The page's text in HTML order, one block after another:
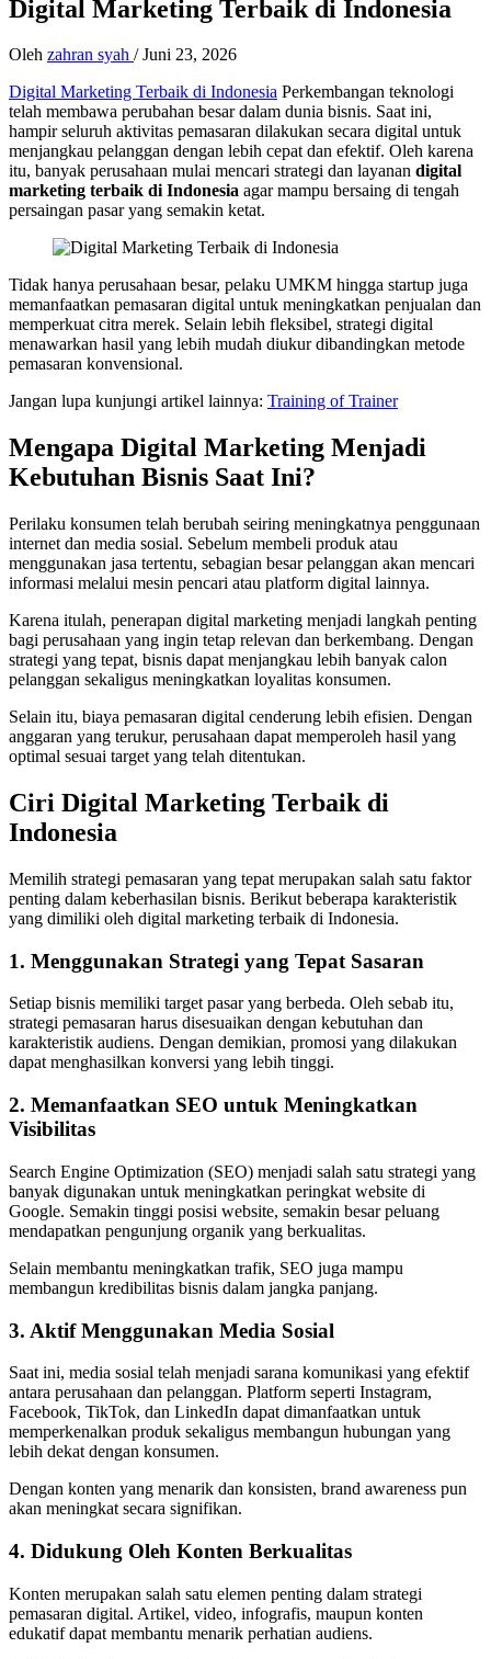
Digital Marketing Terbaik di Indonesia
Oleh zahran syah /Juni 23, 2026
Digital Marketing Terbaik di Indonesia Perkembangan teknologi
telah membawa perubahan besar dalam dunia bisnis. Saat ini,
hampir seluruh aktivitas pemasaran dilakukan secara digital untuk
menjangkau pelanggan dengan lebih cepat dan efektif. Oleh karena
itu, banyak perusahaan mulai mencari strategi dan layanan digital
marketing terbaik di Indonesia agar mampu bersaing di tengah
persaingan pasar yang semakin ketat.
Tidak hanya perusahaan besar, pelaku UMKM hingga startup juga
memanfaatkan pemasaran digital untuk meningkatkan penjualan dan
memperkuat citra merek. Selain lebih fleksibel, strategi digital
menawarkan hasil yang lebih mudah diukur dibandingkan metode
pemasaran konvensional.
Jangan lupa kunjungi artikel lainnya: Training of Trainer
Mengapa Digital Marketing Menjadi
Kebutuhan Bisnis Saat Ini?
Perilaku konsumen telah berubah seiring meningkatnya penggunaan
internet dan media sosial. Sebelum membeli produk atau
menggunakan jasa tertentu, sebagian besar pelanggan akan mencari
informasi melalui mesin pencari atau platform digital lainnya.
Karena itulah, penerapan digital marketing menjadi langkah penting
bagi perusahaan yang ingin tetap relevan dan berkembang. Dengan
strategi yang tepat, bisnis dapat menjangkau lebih banyak calon
pelanggan sekaligus meningkatkan loyalitas konsumen.
Selain itu, biaya pemasaran digital cenderung lebih efisien. Dengan
anggaran yang terukur, perusahaan dapat memperoleh hasil yang
optimal sesuai target yang telah ditentukan.
Ciri Digital Marketing Terbaik di
Indonesia
Memilih strategi pemasaran yang tepat merupakan salah satu faktor
penting dalam keberhasilan bisnis. Berikut beberapa karakteristik
yang dimiliki oleh digital marketing terbaik di Indonesia.
1. Menggunakan Strategi yang Tepat Sasaran
Setiap bisnis memiliki target pasar yang berbeda. Oleh sebab itu,
strategi pemasaran harus disesuaikan dengan kebutuhan dan
karakteristik audiens. Dengan demikian, promosi yang dilakukan
dapat menghasilkan konversi yang lebih tinggi.
2. Memanfaatkan SEO untuk Meningkatkan
Visibilitas
Search Engine Optimization (SEO) menjadi salah satu strategi yang
banyak digunakan untuk meningkatkan peringkat website di
Google. Semakin tinggi posisi website, semakin besar peluang
mendapatkan pengunjung organik yang berkualitas.
Selain membantu meningkatkan trafik, SEO juga mampu
membangun kredibilitas bisnis dalam jangka panjang.
3. Aktif Menggunakan Media Sosial
Saat ini, media sosial telah menjadi sarana komunikasi yang efektif
antara perusahaan dan pelanggan. Platform seperti Instagram,
Facebook, TikTok, dan LinkedIn dapat dimanfaatkan untuk
memperkenalkan produk sekaligus membangun hubungan yang
lebih dekat dengan konsumen.
Dengan konten yang menarik dan konsisten, brand awareness pun
akan meningkat secara signifikan.
4. Didukung Oleh Konten Berkualitas
Konten merupakan salah satu elemen penting dalam strategi
pemasaran digital. Artikel, video, infografis, maupun konten
edukatif dapat membantu menarik perhatian audiens.